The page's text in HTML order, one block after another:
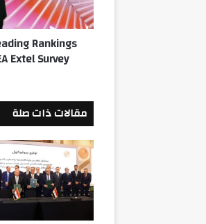
Emerging
EMEA
Extel
Survey
Rankings
Extel Survey
مقالات ذات صلة